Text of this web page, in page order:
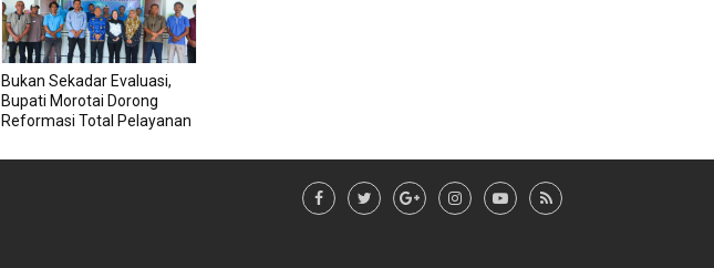
Bukan Sekadar Evaluasi,
Bupati Morotai Dorong
Reformasi Total Pelayanan